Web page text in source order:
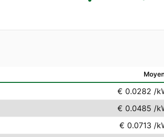
€ 0.0282 /
€ 0.0485 /
€ 0.0713 /